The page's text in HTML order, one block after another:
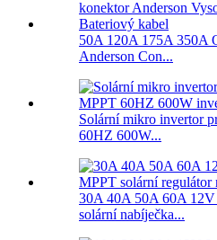
50A 120A 175A 350A
Anderson Con...
Solární mikro invertor
60HZ 600W...
30A 40A 50A 60A
solární nabíječka...